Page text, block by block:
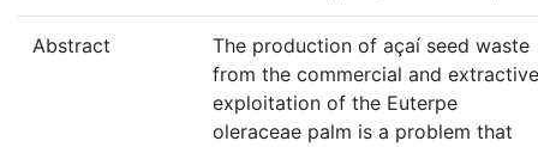
Abstract
The production of açaí seed waste
from the commercial and extractive
exploitation of the Euterpe
oleraceae palm is a problem that